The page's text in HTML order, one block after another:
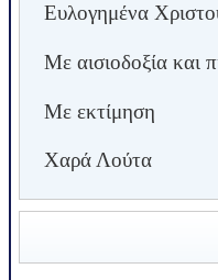
Ευλογημένα
Με αισιοδοξία και
Με εκτίμηση
Χαρά Λούτα